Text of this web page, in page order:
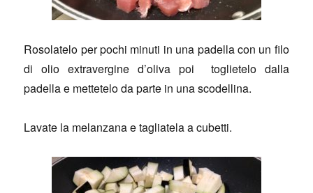
Rosolatelo per pochi minuti in una padella con un filo
di olio extravergine d’oliva poi toglietelo dalla
padella e mettetelo da parte in una scodellina.
Lavate la melanzana e tagliatela a cubetti.